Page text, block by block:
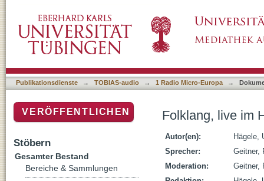
Publikationsdienste → TOBIAS-audio → 1 Radio Micro-Europa →
Folklang, live im
Autor(en):
Hägele,
Sprecher:
Geitner,
Moderation:
Geitner,
VERÖFFENTLICHEN
Stöbern
Gesamter Bestand
Bereiche & Sammlungen